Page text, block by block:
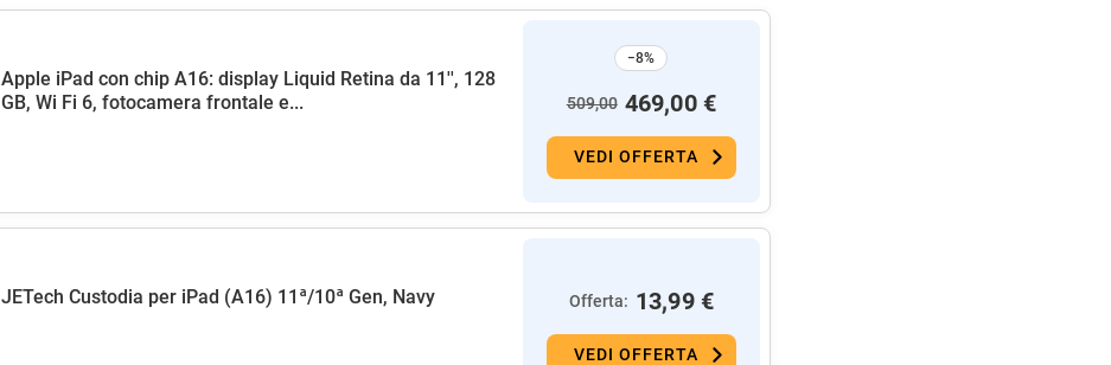
Apple iPad con chip A16: display Liquid Retina da 11'', 128
GB, Wi Fi 6, fotocamera frontale e...
−8%
509,00 469,00 €
VEDI OFFERTA
JETech Custodia per iPad (A16) 11ª/10ª Gen, Navy Offerta: 13,99 €
VEDI OFFERTA